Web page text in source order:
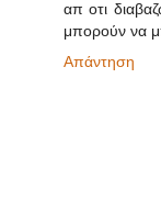
απ οτι
μπορούν να
Απάντηση